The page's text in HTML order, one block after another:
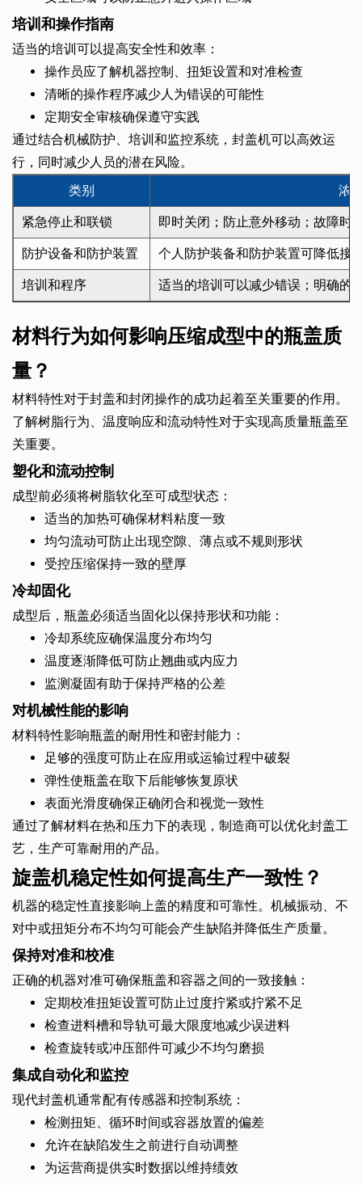
培训和操作指南
适当的培训可以提高安全性和效率：
操作员应了解机器控制、扭矩设置和对准检查
清晰的操作程序减少人为错误的可能性
定期安全审核确保遵守实践
通过结合机械防护、培训和监控系统，封盖机可以高效运
行，同时减少人员的潜在风险。
类别
浓
紧急停止和联锁 即时关闭；防止意外移动；故障时
防护设备和防护装置 个人防护装备和防护装置可降低接
培训和程序 适当的培训可以减少错误；明确的
材料行为如何影响压缩成型中的瓶盖质
量？
材料特性对于封盖和封闭操作的成功起着至关重要的作用。
了解树脂行为、温度响应和流动特性对于实现高质量瓶盖至
关重要。
塑化和流动控制
成型前必须将树脂软化至可成型状态：
适当的加热可确保材料粘度一致
均匀流动可防止出现空隙、薄点或不规则形状
受控压缩保持一致的壁厚
冷却固化
成型后，瓶盖必须适当固化以保持形状和功能：
冷却系统应确保温度分布均匀
温度逐渐降低可防止翘曲或内应力
监测凝固有助于保持严格的公差
对机械性能的影响
材料特性影响瓶盖的耐用性和密封能力：
足够的强度可防止在应用或运输过程中破裂
弹性使瓶盖在取下后能够恢复原状
表面光滑度确保正确闭合和视觉一致性
通过了解材料在热和压力下的表现，制造商可以优化封盖工
艺，生产可靠耐用的产品。
旋盖机稳定性如何提高生产一致性？
机器的稳定性直接影响上盖的精度和可靠性。机械振动、不
对中或扭矩分布不均匀可能会产生缺陷并降低生产质量。
保持对准和校准
正确的机器对准可确保瓶盖和容器之间的一致接触：
定期校准扭矩设置可防止过度拧紧或拧紧不足
检查进料槽和导轨可最大限度地减少误进料
检查旋转或冲压部件可减少不均匀磨损
集成自动化和监控
现代封盖机通常配有传感器和控制系统：
检测扭矩、循环时间或容器放置的偏差
允许在缺陷发生之前进行自动调整
为运营商提供实时数据以维持绩效